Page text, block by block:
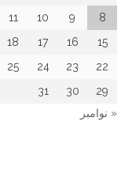
8
9
10
11
15
16
17
18
22
23
24
25
29
30
31
« نوامبر